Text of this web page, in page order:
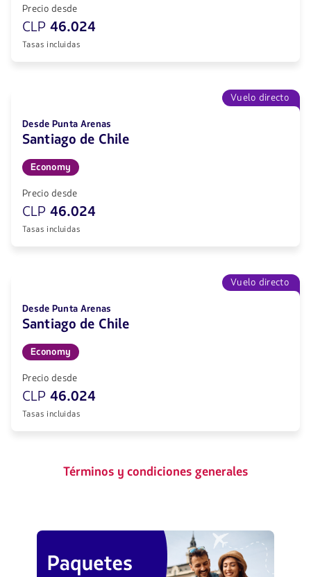
Precio desde
CLP 46.024
Tasas incluidas
Vuelo directo
Desde Punta Arenas
Santiago de Chile
Economy
Precio desde
CLP 46.024
Tasas incluidas
Vuelo directo
Desde Punta Arenas
Santiago de Chile
Economy
Precio desde
CLP 46.024
Tasas incluidas
Términos y condiciones generales